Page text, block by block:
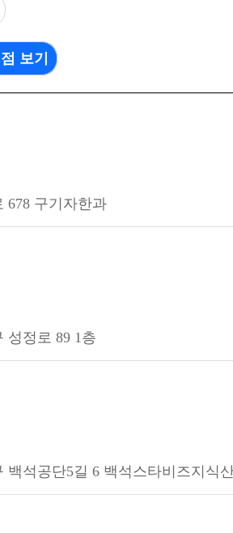
보기
678 구기자한과
성정로 89 1층
백석공단5길 6 백석스타비즈지식